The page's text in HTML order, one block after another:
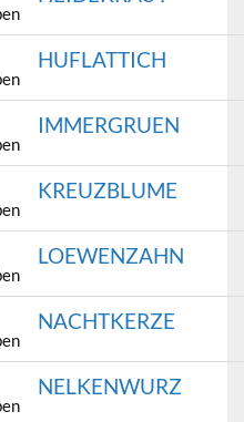
HUFLATTICH
IMMERGRUEN
KREUZBLUME
LOEWENZAHN
NACHTKERZE
NELKENWURZ